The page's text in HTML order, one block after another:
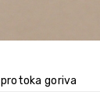
protoka goriva